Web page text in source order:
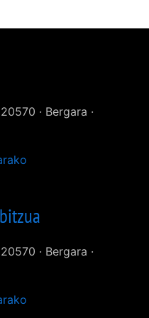
· Bergara ·
· Bergara ·